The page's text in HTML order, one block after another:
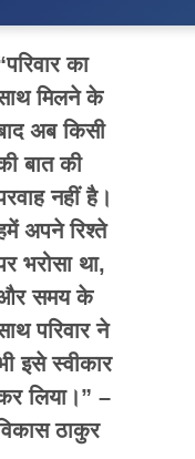
का
मिलने के
अब किसी
बात की
नहीं है।
अपने रिश्ते
भरोसा था,
समय के
परिवार ने
इसे स्वीकार
लिया।” –
ठाकुर